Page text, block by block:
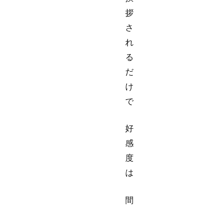
拶
さ
れ
る
だ
け
で
好
感
度
は
間